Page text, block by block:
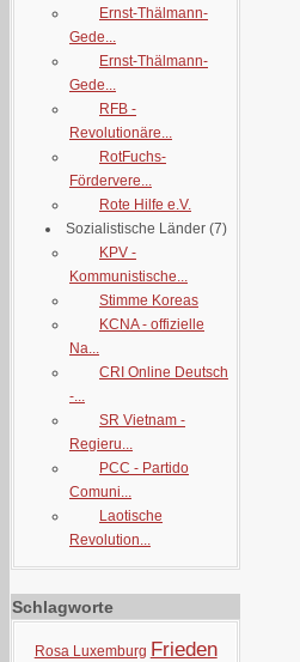
Ernst-Thälmann-
Gede...
Ernst-Thälmann-
Gede...
RFB -
Revolutionäre...
RotFuchs-
Fördervere...
Rote Hilfe e.V.
Sozialistische Länder (7)
KPV -
Kommunistische...
Stimme Koreas
KCNA - offizielle
Na...
CRI Online Deutsch
-...
SR Vietnam -
Regieru...
PCC - Partido
Comuni...
Laotische
Revolution...
Schlagworte
Rosa Luxemburg Frieden